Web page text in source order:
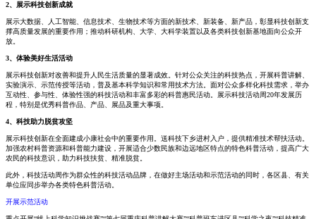
2、展示科技创新成就
展示大数据、人工智能、信息技术、生物技术等方面的新技术、新装备、新产品，彰显科技创新支
撑高质量发展的重要作用；推动科研机构、大学、大科学装置以及各类科技创新基地面向公众开
放。
3、体验美好生活活动
展示科技创新对改善和提升人民生活质量的显著成效。针对公众关注的科技热点，开展科普讲解、
实验演示、示范传授等活动，普及基本科学知识和常用技术方法。面对公众多样化科技需求，举办
互动性、参与性、体验性强的科技活动和丰富多彩的科普惠民活动。展示科技活动周20年发展历
程，特别是优秀科普作品、产品、展品及重大事项。
4、科技助力脱贫攻坚
展示科技创新在全面建成小康社会中的重要作用。送科技下乡进村入户，提供精准技术帮扶活动。
加强农村科普资源和科普能力建设，开展适合少数民族和边远地区特点的特色科普活动，提高广大
农民的科技意识，助力科技扶贫、精准脱贫。
此外，科技活动周作为群众性的科技活动品牌，在做好主场活动和示范活动的同时，各区县、有关
单位应同步举办各类特色科普活动。
开展示范活动